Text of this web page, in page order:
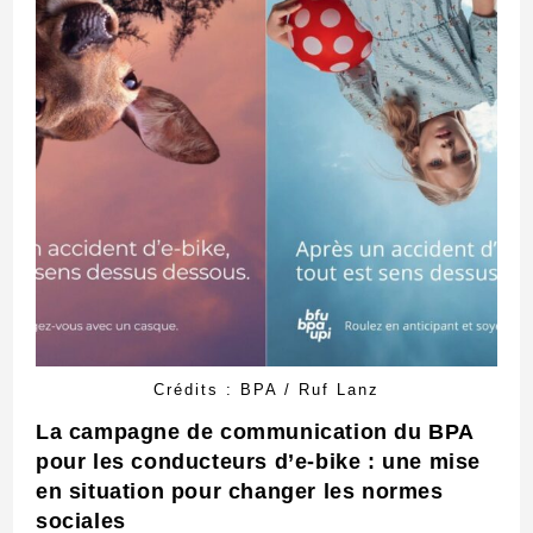
Crédits : BPA / Ruf Lanz
La campagne de communication du BPA
pour les conducteurs d’e-bike : une mise
en situation pour changer les normes
sociales